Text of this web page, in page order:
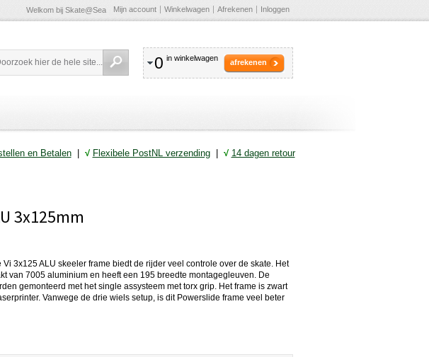
Welkom bij Skate@Sea Mijn account Winkelwagen Afrekenen Inloggen
0 in winkelwagen afrekenen
en Betalen| √ Flexibele PostNL verzending| √ 14 dagen retour
3x125mm
3x125 ALU skeeler frame biedt de rijder veel controle over de skate. Het
van 7005 aluminium en heeft een 195 breedte montagegleuven. De
gemonteerd met het single assysteem met torx grip. Het frame is zwart
Vanwege de drie wiels setup, is dit Powerslide frame veel beter